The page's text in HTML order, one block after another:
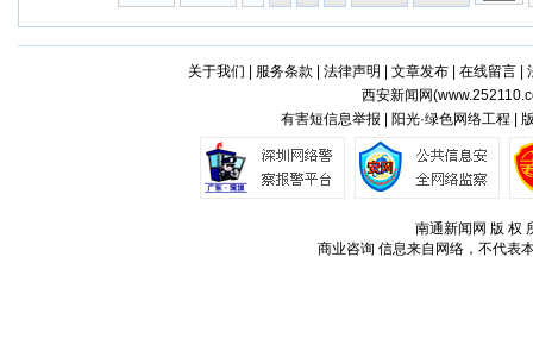
关于我们 服务条款 法律声明 文章发布| 在线留言|
西安新闻网(
有害短信息举报 | 阳光·绿色网络工程 |
南通新闻网 版 权
商业咨询 信息来自网络，不代表